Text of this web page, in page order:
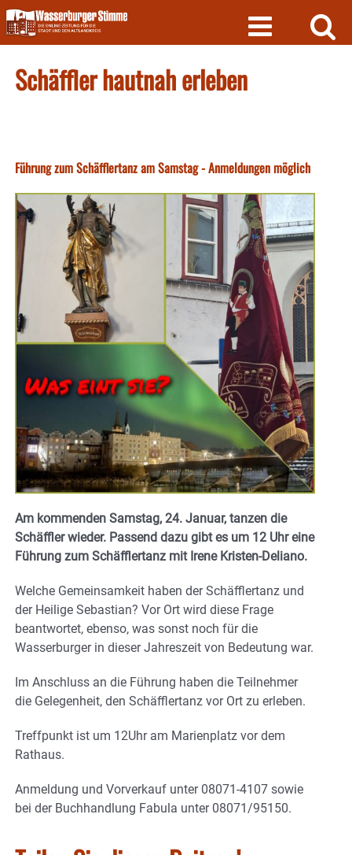
Skip
to
content
Schäffler hautnah erleben
Führung zum Schäfflertanz am Samstag - Anmeldungen möglich
Am kommenden Samstag, 24. Januar, tanzen die
Schäffler wieder. Passend dazu gibt es um 12 Uhr eine
Führung zum Schäfflertanz mit Irene Kristen-Deliano.
Welche Gemeinsamkeit haben der Schäfflertanz und
der Heilige Sebastian? Vor Ort wird diese Frage
beantwortet, ebenso, was sonst noch für die
Wasserburger in dieser Jahreszeit von Bedeutung war.
Im Anschluss an die Führung haben die Teilnehmer
die Gelegenheit, den Schäfflertanz vor Ort zu erleben.
Treffpunkt ist um 12Uhr am Marienplatz vor dem
Rathaus.
Anmeldung und Vorverkauf unter 08071-4107 sowie
bei der Buchhandlung Fabula unter 08071/95150.